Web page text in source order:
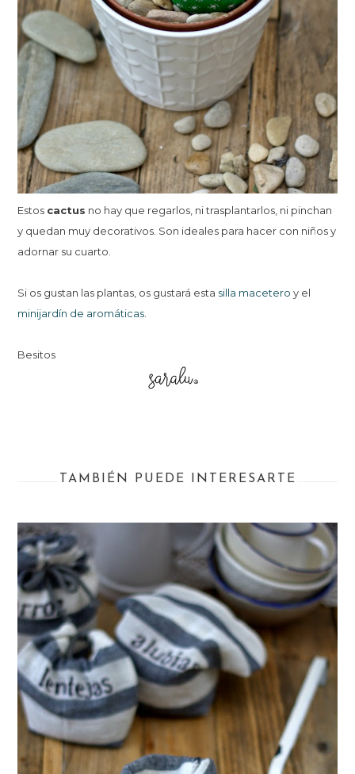
Estos cactus no hay que regarlos, ni trasplantarlos, ni pinchan
y quedan muy decorativos. Son ideales para hacer con niños y
adornar su cuarto.
Si os gustan las plantas, os gustará esta silla macetero y el
minijardín de aromáticas.
Besitos
TAMBIÉN PUEDE INTERESARTE